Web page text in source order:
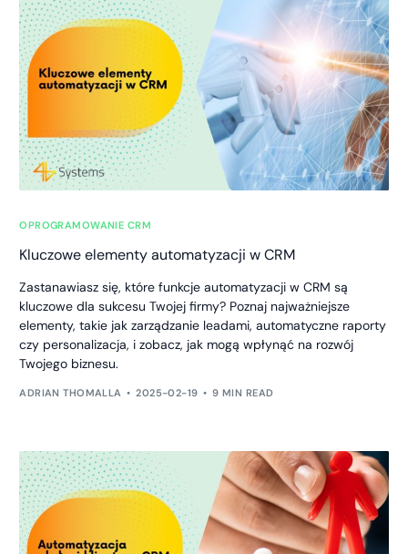
OPROGRAMOWANIE CRM
Kluczowe elementy automatyzacji w CRM
Zastanawiasz się, które funkcje automatyzacji w CRM są
kluczowe dla sukcesu Twojej firmy? Poznaj najważniejsze
elementy, takie jak zarządzanie leadami, automatyczne raporty
czy personalizacja, i zobacz, jak mogą wpłynąć na rozwój
Twojego biznesu.
ADRIAN THOMALLA 2025-02-19 9 MIN READ